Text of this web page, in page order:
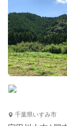
千葉県いすみ市